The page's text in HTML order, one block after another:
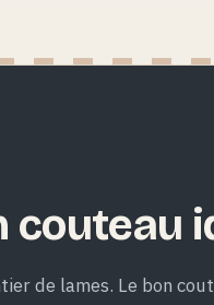
couteau
de lames. Le bon